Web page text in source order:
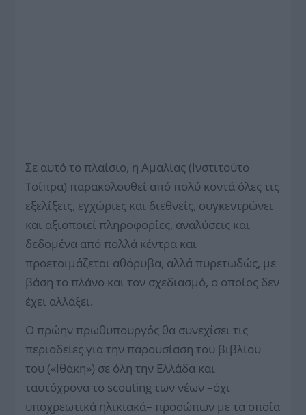
Σε αυτό το πλαίσιο, η Αμαλίας (Ινστιτούτο
Τσίπρα) παρακολουθεί από πολύ κοντά όλες τις
εξελίξεις, εγχώριες και διεθνείς, συγκεντρώνει
και αξιοποιεί πληροφορίες, αναλύσεις και
δεδομένα από πολλά κέντρα και
προετοιμάζεται αθόρυβα, αλλά πυρετωδώς, με
βάση το πλάνο και τον σχεδιασμό, ο οποίος δεν
έχει αλλάξει.
Ο πρώην πρωθυπουργός θα συνεχίσει τις
περιοδείες για την παρουσίαση του βιβλίου
του («Ιθάκη») σε όλη την Ελλάδα και
ταυτόχρονα το scouting των νέων –όχι
υποχρεωτικά ηλικιακά– προσώπων με τα οποία